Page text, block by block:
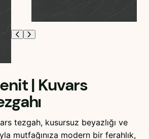
| Kuvars
tezgah, kusursuz beyazlığı ve
mutfağınıza modern bir ferahlık,